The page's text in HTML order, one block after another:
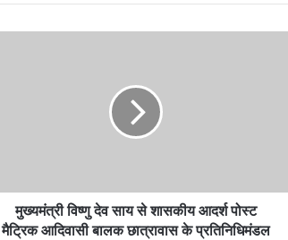
मुख्यमंत्री विष्णु देव साय से शासकीय आदर्श पोस्ट
मैट्रिक आदिवासी बालक छात्रावास के प्रतिनिधिमंडल